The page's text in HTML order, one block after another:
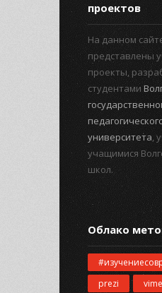
проектов
На данном
представлены
проекты,
студентами
университета,
учащимися
школ.
Облако
prezi